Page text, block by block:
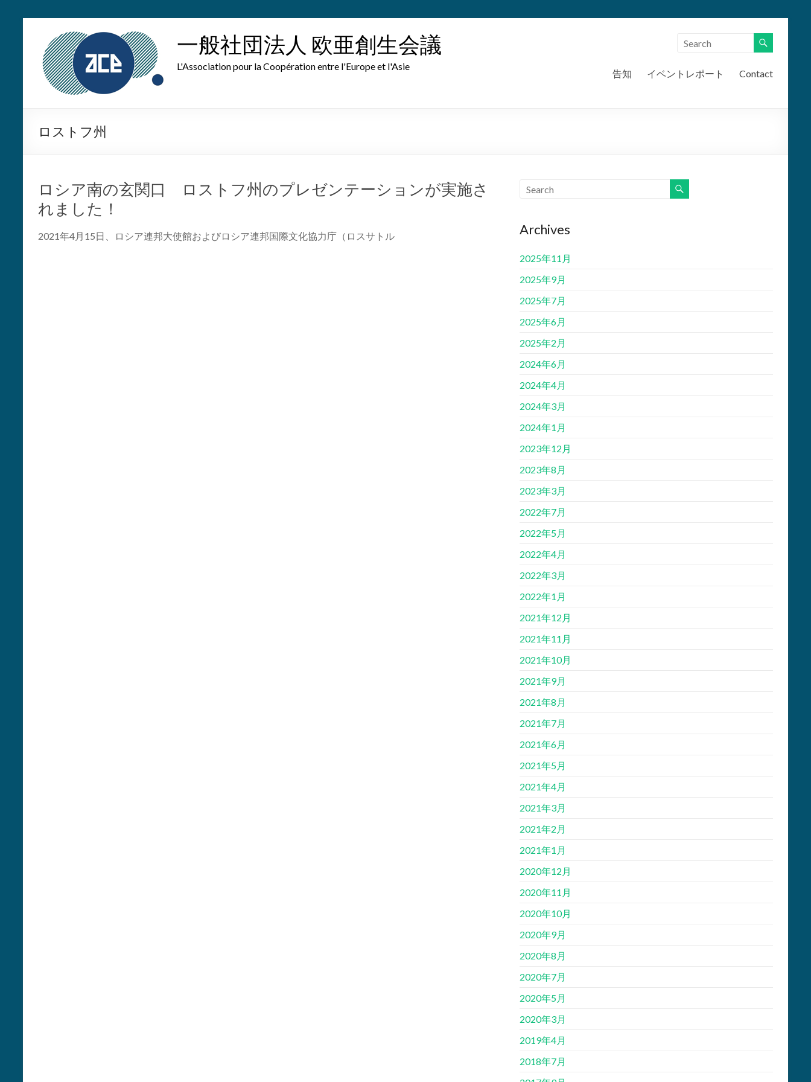
content
一般社団法人 欧亜創生会議
L'Association pour la Coopération entre l'Europe et l'Asie
告知 イベントレポート Contact
ロストフ州
ロシア南の玄関口 ロストフ州のプレゼンテーションが実施さ
れました！
2021年4月15日、ロシア連邦大使館およびロシア連邦国際文化協力庁（ロスサトル Archives
2025年11月
2025年9月
2025年7月
2025年6月
2025年2月
2024年6月
2024年4月
2024年3月
2024年1月
2023年12月
2023年8月
2023年3月
2022年7月
2022年5月
2022年4月
2022年3月
2022年1月
2021年12月
2021年11月
2021年10月
2021年9月
2021年8月
2021年7月
2021年6月
2021年5月
2021年4月
2021年3月
2021年2月
2021年1月
2020年12月
2020年11月
2020年10月
2020年9月
2020年8月
2020年7月
2020年5月
2020年3月
2019年4月
2018年7月